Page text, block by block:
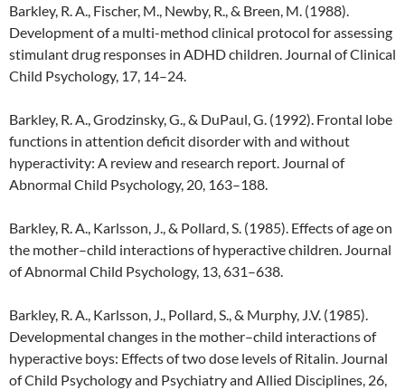
Barkley, R. A., Fischer, M., Newby, R., & Breen, M. (1988).
Development of a multi-method clinical protocol for assessing
stimulant drug responses in ADHD children. Journal of Clinical
Child Psychology, 17, 14–24.
Barkley, R. A., Grodzinsky, G., & DuPaul, G. (1992). Frontal lobe
functions in attention deficit disorder with and without
hyperactivity: A review and research report. Journal of
Abnormal Child Psychology, 20, 163–188.
Barkley, R. A., Karlsson, J., & Pollard, S. (1985). Effects of age on
the mother–child interactions of hyperactive children. Journal
of Abnormal Child Psychology, 13, 631–638.
Barkley, R. A., Karlsson, J., Pollard, S., & Murphy, J.V. (1985).
Developmental changes in the mother–child interactions of
hyperactive boys: Effects of two dose levels of Ritalin. Journal
of Child Psychology and Psychiatry and Allied Disciplines, 26,